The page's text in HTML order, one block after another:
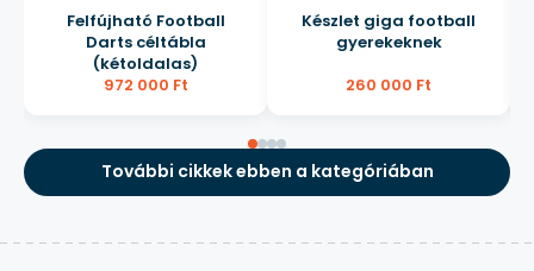
Felfújható Football
Darts céltábla
(kétoldalas)
972 000 Ft
Készlet giga football
gyerekeknek
260 000 Ft
További cikkek ebben a kategóriában